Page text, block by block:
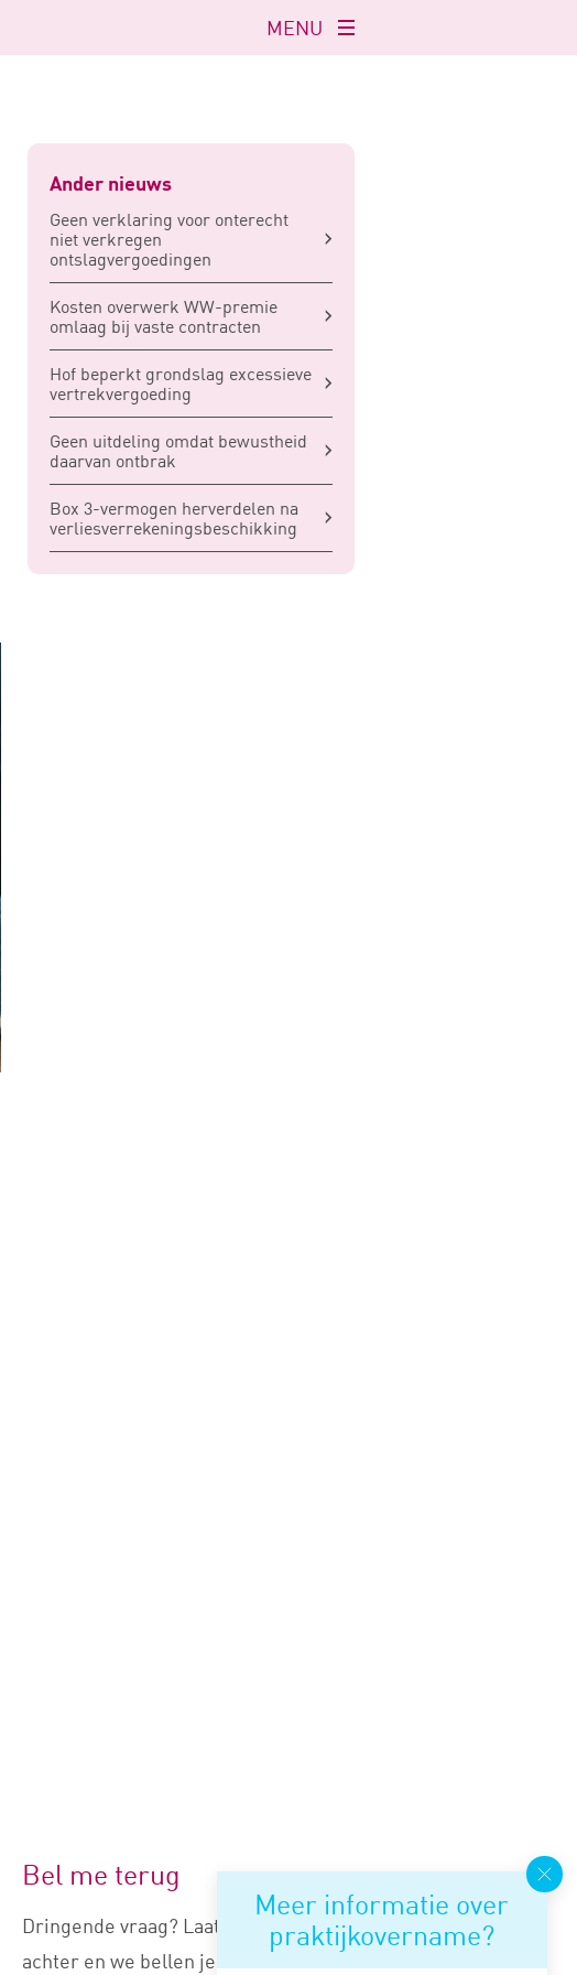
Navigatie
openen
MENU
Ander nieuws
Geen verklaring voor onterecht
niet verkregen
ontslagvergoedingen
Kosten overwerk WW-premie
omlaag bij vaste contracten
Hof beperkt grondslag excessieve
vertrekvergoeding
Geen uitdeling omdat bewustheid
daarvan ontbrak
Box 3-vermogen herverdelen na
verliesverrekeningsbeschikking
Meer informatie over
praktijkovername?
Bel me terug
Dringende vraag? Laat je nummer
achter en we bellen je snel terug.